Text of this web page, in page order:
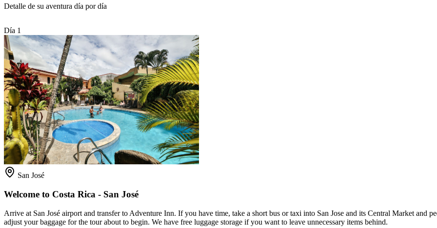
Detalle de su aventura día por día
Día 1
San José
Welcome to Costa Rica - San José
Arrive at San José airport and transfer to Adventure Inn. If you have time, take a short bus or taxi into San Jose and its Central Market and
adjust your baggage for the tour about to begin. We have free luggage storage if you want to leave unnecessary items behind.